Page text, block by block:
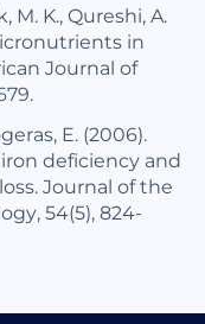
M. K., Qureshi, A.
in
Journal of
E. (2006).
deficiency and
Journal of the
54(5), 824-